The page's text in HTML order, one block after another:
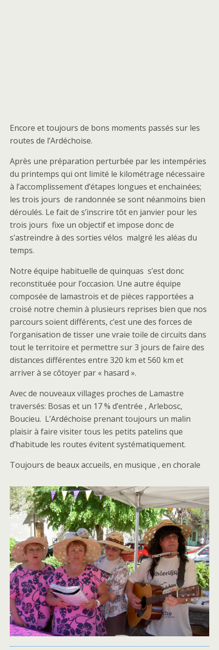
Encore et toujours de bons moments passés sur les
routes de l’Ardéchoise.
Après une préparation perturbée par les intempéries
du printemps qui ont limité le kilométrage nécessaire
à l’accomplissement d’étapes longues et enchainées;
les trois jours de randonnée se sont néanmoins bien
déroulés. Le fait de s’inscrire tôt en janvier pour les
trois jours fixe un objectif et impose donc de
s’astreindre à des sorties vélos malgré les aléas du
temps.
Notre équipe habituelle de quinquas s’est donc
reconstituée pour l’occasion. Une autre équipe
composée de lamastrois et de pièces rapportées a
croisé notre chemin à plusieurs reprises bien que nos
parcours soient différents, c’est une des forces de
l’organisation de tisser une vraie toile de circuits dans
tout le territoire et permettre sur 3 jours de faire des
distances différentes entre 320 km et 560 km et
arriver à se côtoyer par « hasard ».
Avec de nouveaux villages proches de Lamastre
traversés: Bosas et un 17 % d’entrée , Arlebosc,
Boucieu. L’Ardéchoise prenant toujours un malin
plaisir à faire visiter tous les petits patelins que
d’habitude les routes évitent systématiquement.
Toujours de beaux accueils, en musique , en chorale